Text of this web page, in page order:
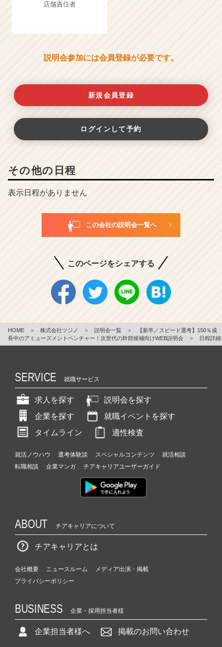
店舗責任者
説明会参加には会員登録が必要です。
新規会員登録
ログインして予約
その他の日程
表示日程がありません
この会社の説明会一覧へ
このページをシェアする
HOME ＞ 株式会社ツジノ ＞ 説明会一覧 ＞
【新卒／スピード選考】150％成
長中のアミューズメントベンチャー！次世代の幹部候補向けWEB説明会
＞ 日程詳細
SERVICE 就職サービス
求人を探す
説明会を探す
企業を探す
就職イベントを探す
タイムライン
適性検査
就活ノウハウ 選考体験談 スペシャルコンテンツ
就活相談
転職相談
企業マンガ チアキャリアユーザーガイド
ABOUT チアキャリアについて
チアキャリアとは
会社概要 ニュースルーム
メディア出演・掲載
プライバシーポリシー
BUSINESS 企業・採用担当者様
企業担当者様へ 掲載のお問い合わせ